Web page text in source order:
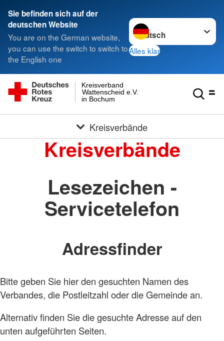
Sie befinden sich auf der
deutschen Website
You are on the German website,
you can use the switch to switch to
the English one
Sprache wechseln zu
Alles klar
in Bochum
Wattenscheid e.V.
Kreisverband
Kreisverbände
Kreisverbände
Lesezeichen -
Servicetelefon
Adressfinder
Bitte geben Sie hier den gesuchten Namen des
Verbandes, die Postleitzahl oder die Gemeinde an.
Alternativ finden Sie die gesuchte Adresse auf den
unten aufgeführten Seiten.